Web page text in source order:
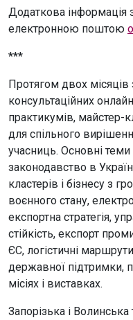
Додаткова інформація
електронною поштою
***
Протягом двох
консультаційних
практикумів, майстер-
для спільного
учасниць. Основні
законодавство в
кластерів і бізнесу з
воєнного стану,
експортна стратегія,
стійкість, експорт
ЄС, логістичні
державної підтримки,
місіях і виставках.
Запорізька і